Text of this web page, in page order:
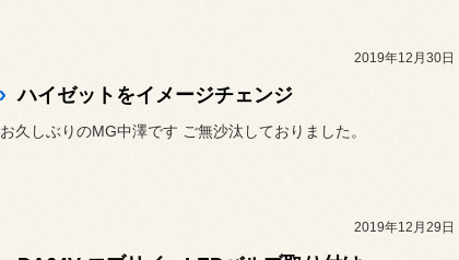
2019年12月30日
ハイゼットをイメージチェンジ
お久しぶりのMG中澤です ご無沙汰しておりました。
2019年12月29日